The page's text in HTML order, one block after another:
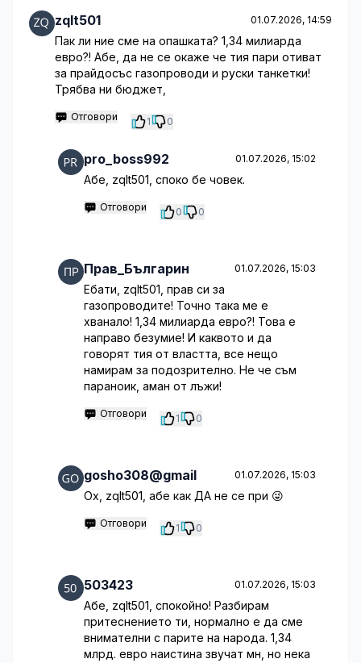
zqlt501 01.07.2026, 14:59
Пак ли ние сме на опашката? 1,34 милиарда
евро?! Абе, да не се окаже че тия пари отиват
за прайдосъс газопроводи и руски танкетки!
Трябва ни бюджет,
Отговори 1 0
pro_boss992 01.07.2026, 15:02
Абе, zqlt501, споко бе човек.
Отговори 0 0
Прав_Българин 01.07.2026, 15:03
Ебати, zqlt501, прав си за
газопроводите! Точно така ме е
хванало! 1,34 милиарда евро?! Това е
направо безумие! И каквото и да
говорят тия от властта, все нещо
намирам за подозрително. Не че съм
параноик, аман от лъжи!
Отговори 1 0
gosho308@gmail 01.07.2026, 15:03
Ох, zqlt501, абе как ДА не се при 😜
Отговори 1 0
503423 01.07.2026, 15:03
Абе, zqlt501, спокойно! Разбирам
притеснението ти, нормално е да сме
внимателни с парите на народа. 1,34
млрд. евро наистина звучат мн, но нека